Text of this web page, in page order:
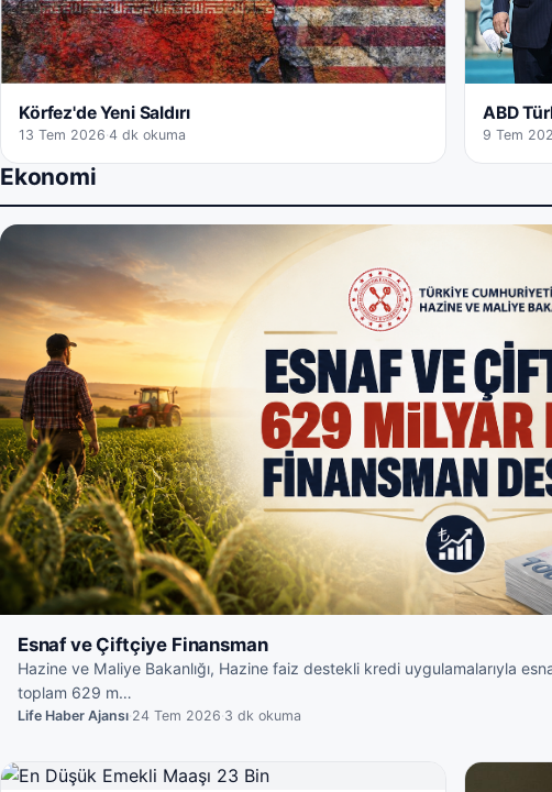
Körfez'de Yeni Saldırı
13 Tem 2026·4 dk okuma
ABD
9 Tem
Ekonomi
Esnaf ve Çiftçiye Finansman
Hazine ve Maliye Bakanlığı, Hazine faiz destekli kredi uygulamalarıyla
toplam 629 m…
Life Haber Ajansı·24 Tem 2026·3 dk okuma